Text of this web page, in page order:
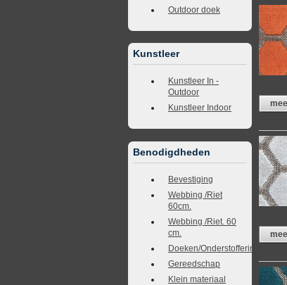
Outdoor doek
Kunstleer
Kunstleer In -
Outdoor
Kunstleer Indoor
Benodigdheden
Bevestiging
Webbing /Riet
60cm.
Webbing /Riet. 60
cm.
Doeken/Onderstoffering
Gereedschap
Klein materiaal